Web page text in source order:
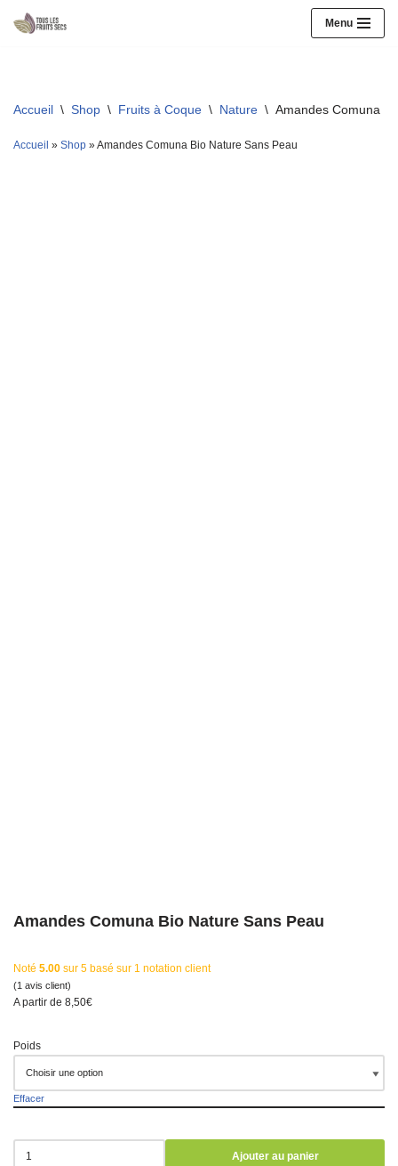
Menu
Accueil \ Shop \ Fruits à Coque \ Nature \ Amandes Comuna
Accueil » Shop »Amandes Comuna Bio Nature Sans Peau
Amandes Comuna Bio Nature Sans Peau
Noté 5.00 sur 5 basé sur 1 notation client
(1 avis client)
A partir de 8,50€
Poids
Effacer
Ajouter au panier